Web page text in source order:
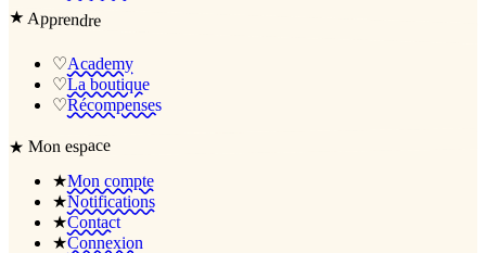
★Apprendre
♡Academy
♡La boutique
♡Récompenses
★Mon espace
★Mon compte
★Notifications
★Contact
★Connexion